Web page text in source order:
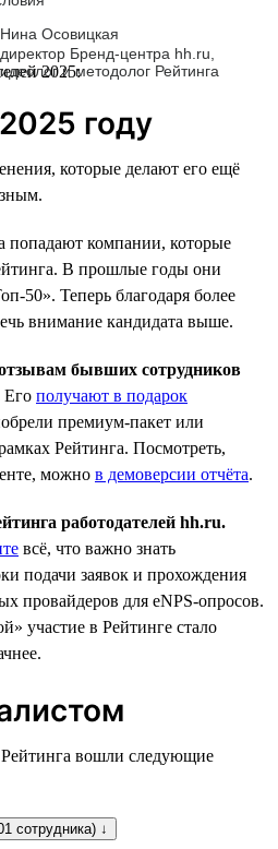
Нина Осовицкая
директор Бренд-центра hh.ru,
идеолог и методолог Рейтинга
году
которые делают его ещё
попадают компании, которые
В прошлые годы они
50». Теперь благодаря более
внимание кандидата выше.
бывших сотрудников
Его получают в подарок
премиум-пакет или
Рейтинга. Посмотреть,
можно в демоверсии отчёта.
работодателей hh.ru.
всё, что важно знать
подачи заявок и прохождения
провайдеров для eNPS-опросов.
участие в Рейтинге стало
вошли следующие
сотрудника) ↓